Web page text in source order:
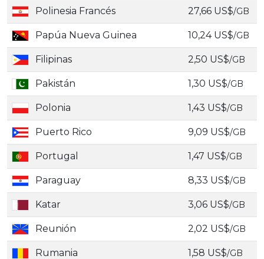
Polinesia Francés 27,66 US$/GB
Papúa Nueva Guinea 10,24 US$/GB
Filipinas 2,50 US$/GB
Pakistán 1,30 US$/GB
Polonia 1,43 US$/GB
Puerto Rico 9,09 US$/GB
Portugal 1,47 US$/GB
Paraguay 8,33 US$/GB
Katar 3,06 US$/GB
Reunión 2,02 US$/GB
Rumania 1,58 US$/GB